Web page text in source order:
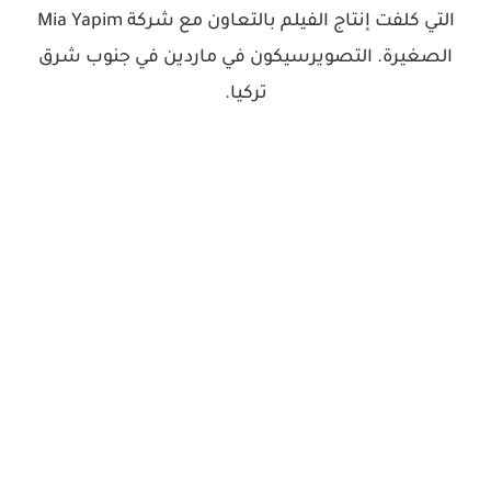
التي كلفت إنتاج الفيلم بالتعاون مع شركة Mia Yapim
الصغيرة. التصويرسيكون في ماردين في جنوب شرق
تركيا.